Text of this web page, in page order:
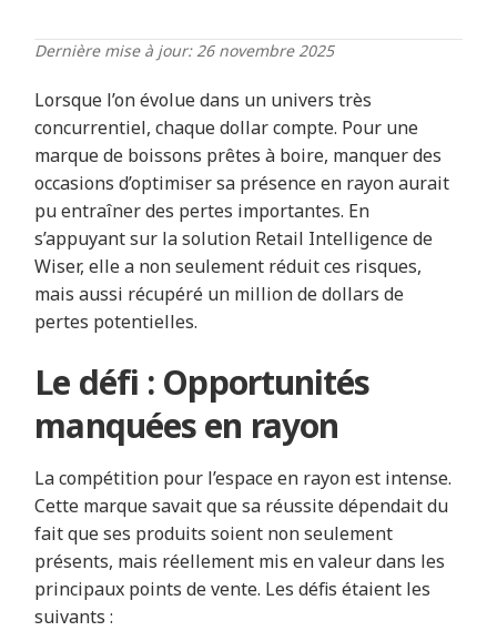
Dernière mise à jour: 26 novembre 2025
Lorsque l’on évolue dans un univers très
concurrentiel, chaque dollar compte. Pour une
marque de boissons prêtes à boire, manquer des
occasions d’optimiser sa présence en rayon aurait
pu entraîner des pertes importantes. En
s’appuyant sur la solution Retail Intelligence de
Wiser, elle a non seulement réduit ces risques,
mais aussi récupéré un million de dollars de
pertes potentielles.
Le défi : Opportunités
manquées en rayon
La compétition pour l’espace en rayon est intense.
Cette marque savait que sa réussite dépendait du
fait que ses produits soient non seulement
présents, mais réellement mis en valeur dans les
principaux points de vente. Les défis étaient les
suivants :